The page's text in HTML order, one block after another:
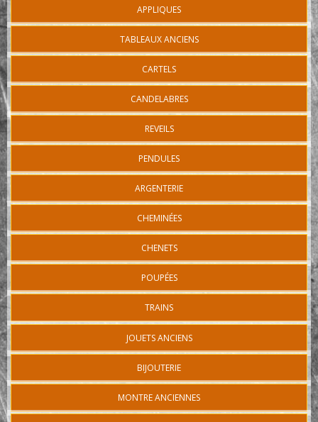
APPLIQUES
TABLEAUX ANCIENS
CARTELS
CANDELABRES
REVEILS
PENDULES
ARGENTERIE
CHEMINÉES
CHENETS
POUPÉES
TRAINS
JOUETS ANCIENS
BIJOUTERIE
MONTRE ANCIENNES